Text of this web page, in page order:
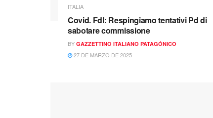
ITALIA
Covid. FdI: Respingiamo tentativi Pd di
sabotare commissione
BY GAZZETTINO ITALIANO PATAGÓNICO
27 DE MARZO DE 2025